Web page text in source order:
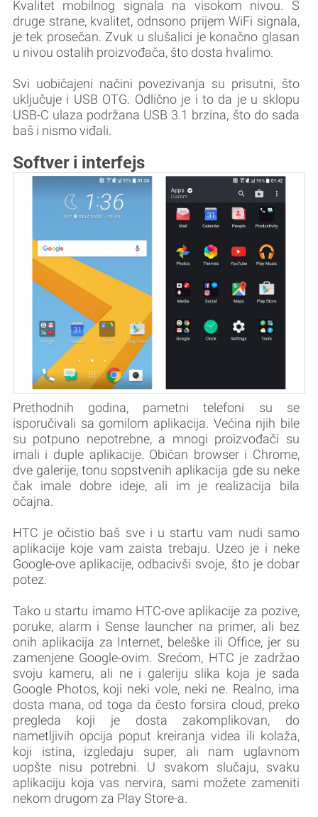
Kvalitet mobilnog signala na visokom nivou. S
druge strane, kvalitet, odnsono prijem WiFi signala,
je tek prosečan. Zvuk u slušalici je konačno glasan
u nivou ostalih proizvođača, što dosta hvalimo.
Svi uobičajeni načini povezivanja su prisutni, što
uključuje i USB OTG. Odlično je i to da je u sklopu
USB-C ulaza podržana USB 3.1 brzina, što do sada
baš i nismo viđali.
Softver i interfejs
Prethodnih godina, pametni telefoni su se
isporučivali sa gomilom aplikacija. Većina njih bile
su potpuno nepotrebne, a mnogi proizvođači su
imali i duple aplikacije. Običan browser i Chrome,
dve galerije, tonu sopstvenih aplikacija gde su neke
čak imale dobre ideje, ali im je realizacija bila
očajna.
HTC je očistio baš sve i u startu vam nudi samo
aplikacije koje vam zaista trebaju. Uzeo je i neke
Google-ove aplikacije, odbacivši svoje, što je dobar
potez.
Tako u startu imamo HTC-ove aplikacije za pozive,
poruke, alarm i Sense launcher na primer, ali bez
onih aplikacija za Internet, beleške ili Office, jer su
zamenjene Google-ovim. Srećom, HTC je zadržao
svoju kameru, ali ne i galeriju slika koja je sada
Google Photos, koji neki vole, neki ne. Realno, ima
dosta mana, od toga da često forsira cloud, preko
pregleda koji je dosta zakomplikovan, do
nametljivih opcija poput kreiranja videa ili kolaža,
koji istina, izgledaju super, ali nam uglavnom
uopšte nisu potrebni. U svakom slučaju, svaku
aplikaciju koja vas nervira, sami možete zameniti
nekom drugom za Play Store-a.